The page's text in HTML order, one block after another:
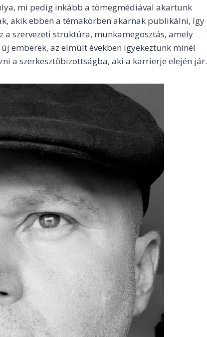
mi pedig inkább a tömegmédiával akartunk
akik ebben a témakörben akarnak publikálni, így
szervezeti struktúra, munkamegosztás, amely
emberek, az elmúlt években igyekeztünk minél
a szerkesztőbizottságba, aki a karrierje elején jár.